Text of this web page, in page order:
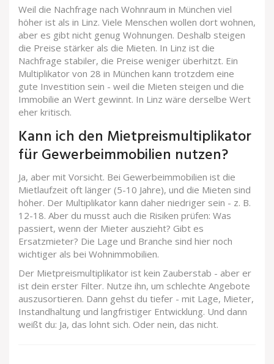
Weil die Nachfrage nach Wohnraum in München viel
höher ist als in Linz. Viele Menschen wollen dort wohnen,
aber es gibt nicht genug Wohnungen. Deshalb steigen
die Preise stärker als die Mieten. In Linz ist die
Nachfrage stabiler, die Preise weniger überhitzt. Ein
Multiplikator von 28 in München kann trotzdem eine
gute Investition sein - weil die Mieten steigen und die
Immobilie an Wert gewinnt. In Linz wäre derselbe Wert
eher kritisch.
Kann ich den Mietpreismultiplikator
für Gewerbeimmobilien nutzen?
Ja, aber mit Vorsicht. Bei Gewerbeimmobilien ist die
Mietlaufzeit oft länger (5-10 Jahre), und die Mieten sind
höher. Der Multiplikator kann daher niedriger sein - z. B.
12-18. Aber du musst auch die Risiken prüfen: Was
passiert, wenn der Mieter auszieht? Gibt es
Ersatzmieter? Die Lage und Branche sind hier noch
wichtiger als bei Wohnimmobilien.
Der Mietpreismultiplikator ist kein Zauberstab - aber er
ist dein erster Filter. Nutze ihn, um schlechte Angebote
auszusortieren. Dann gehst du tiefer - mit Lage, Mieter,
Instandhaltung und langfristiger Entwicklung. Und dann
weißt du: Ja, das lohnt sich. Oder nein, das nicht.